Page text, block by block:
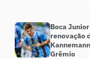
Boca Juniors
renovação de
Kannemann
Grêmio